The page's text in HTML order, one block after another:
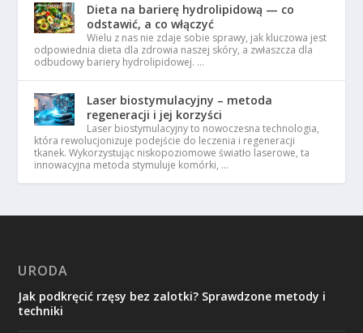
Dieta na barierę hydrolipidową — co
odstawić, a co włączyć
Wielu z nas nie zdaje sobie sprawy, jak kluczowa jest
odpowiednia dieta dla zdrowia naszej skóry, a zwłaszcza dla
odbudowy bariery hydrolipidowej. …
Laser biostymulacyjny – metoda
regeneracji i jej korzyści
Laser biostymulacyjny to nowoczesna technologia,
która rewolucjonizuje podejście do leczenia i regeneracji
tkanek. Wykorzystując niskopoziomowe światło laserowe, ta
innowacyjna metoda stymuluje komórki, …
URODA
Jak podkręcić rzęsy bez zalotki? Sprawdzone metody i
techniki